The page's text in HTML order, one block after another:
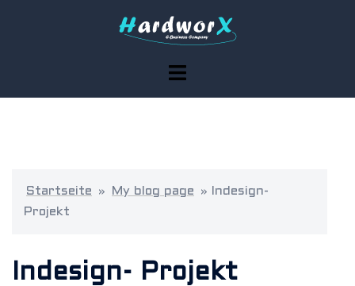
Toggle
Startseite » My blog page »
Indesign-
Projekt
Indesign- Projekt